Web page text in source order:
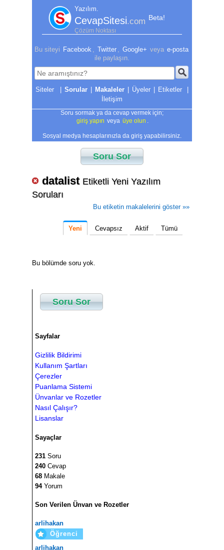
Yazılım.
CevapSitesi.com Beta!
Çözüm Noktası
Bu siteyi Facebook Twitter Google+ veya e-posta
ile paylaşın.
| Sorular | Makaleler | Üyeler | Etiketler
|
İletişim
Soru sormak ya da cevap vermek için;
giriş yapın veya üye olun
Sosyal medya hesaplarınızla da giriş yapabilirsiniz.
Soru Sor
datalist Etiketli Yeni Yazılım
Soruları
Bu etiketin makalelerini göster »»
Yeni Cevapsız Aktif Tümü
Bu bölümde soru yok.
Soru Sor
Sayfalar
Gizlilik Bildirimi
Kullanım Şartları
Çerezler
Puanlama Sistemi
Ünvanlar ve Rozetler
Nasıl Çalışır?
Lisanslar
Sayaçlar
231 Soru
240 Cevap
68 Makale
94Yorum
Son Verilen Ünvan ve Rozetler
arlihakan
Öğrenci
arlihakan